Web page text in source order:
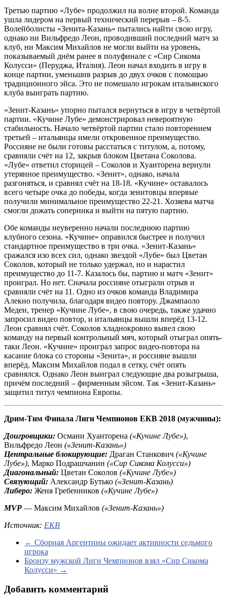
Третью партию «Лубе» продолжил на волне второй. Команда
ушла лидером на первый технический перерыв – 8-5.
Волейболисты «Зенита-Казань» пытались найти свою игру,
однако ни Вильфредо Леон, проводивший последний матч за
клуб, ни Максим Михайлов не могли выйти на уровень,
показываемый днём ранее в полуфинале с «Сир Сикома
Колусси» (Перуджа, Италия). Леон начал входить в игру в
конце партии, уменьшив разрыв до двух очков с помощью
традиционного эйса. Это не помешало игрокам итальянского
клуба выиграть партию.
«Зенит-Казань» упорно пытался вернуться в игру в четвёртой
партии. «Кучине Лубе» демонстрировал невероятную
стабильность. Начало четвёртой партии стало повторением
третьей – итальянцы имели откровенное преимущество.
Россияне не были готовы расстаться с титулом, а, потому,
сравняли счёт на 12, закрыв блоком Цветана Соколова.
«Лубе» ответил сторицей – Соколов и Хуанторена вернули
утерянное преимущество. «Зенит», однако, начала
разгоняться, и сравнял счёт на 18-18. «Кучине» оставалось
всего четыре очка до победы, когда зенитовцы впервые
получили минимальное преимущество 22-21. Хозяева матча
смогли дожать соперника и выйти на пятую партию.
Обе команды неуверенно начали последнюю партию
клубного сезона. «Кучине» оправился быстрее и получил
стандартное преимущество в три очка. «Зенит-Казань»
сражался изо всех сил, однако звездой «Лубе» был Цветан
Соколов, который не только удержал, но и нарастил
преимущество до 11-7. Казалось бы, партию и матч «Зенит»
проиграл. Но нет. Сначала россияне отыграли отрыв и
сравняли счёт на 11. Одно из очков команда Владимира
Алекно получила, благодаря видео повтору. Джампаоло
Медеи, тренер «Кучине Лубе», в свою очередь, также удачно
запросил видео повтор, и итальянцы вышли вперёд 13-12.
Леон сравнял счёт. Соколов хладнокровно вывел свою
команду на первый контрольный мяч, который отыграл опять-
таки Леон. «Кучине» проиграл запрос видео-повтора на
касание блока со стороны «Зенита», и россияне вышли
вперёд. Максим Михайлов подал в сетку, счёт опять
сравнялся. Однако Леон выиграл следующие два розыгрыша,
причём последний – фирменным эйсом. Так «Зенит-Казань»
защитил титул чемпиона Европы.
Дрим-Тим Финала Лиги Чемпионов ЕКВ 2018 (мужчины):
Доигровщики: Османи Хуанторена («Кучине Лубе»),
Вильфредо Леон («Зенит-Казань»)
Центральные блокирующие: Драган Станкович («Кучине
Лубе»), Марко Подрашчанин («Сир Сикома Колусси»)
Диагональный: Цветан Соколов («Кучине Лубе»)
Связующий: Александр Бутько («Зенит-Казань)
Либеро: Женя Гребенников («Кучине Лубе»)
MVP — Максим Михайлов («Зенит-Казань»)
Источник: ЕКВ
← Сборная Аргентины ожидает активности седьмого
игрока
Бронзу мужской Лиги Чемпионов взял «Сир Сикома
Колусси» →
Добавить комментарий